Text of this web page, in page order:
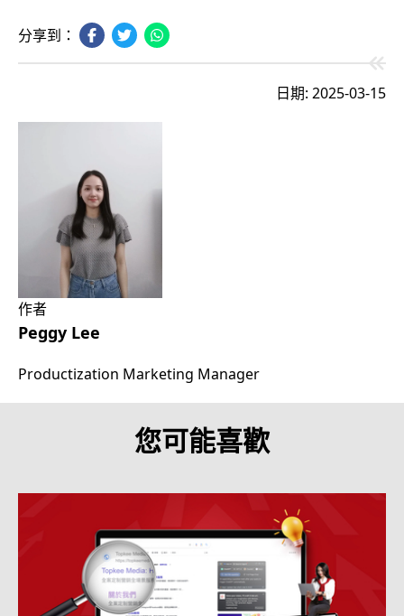
分享到：
日期: 2025-03-15
作者
Peggy Lee
Productization Marketing Manager
您可能喜歡